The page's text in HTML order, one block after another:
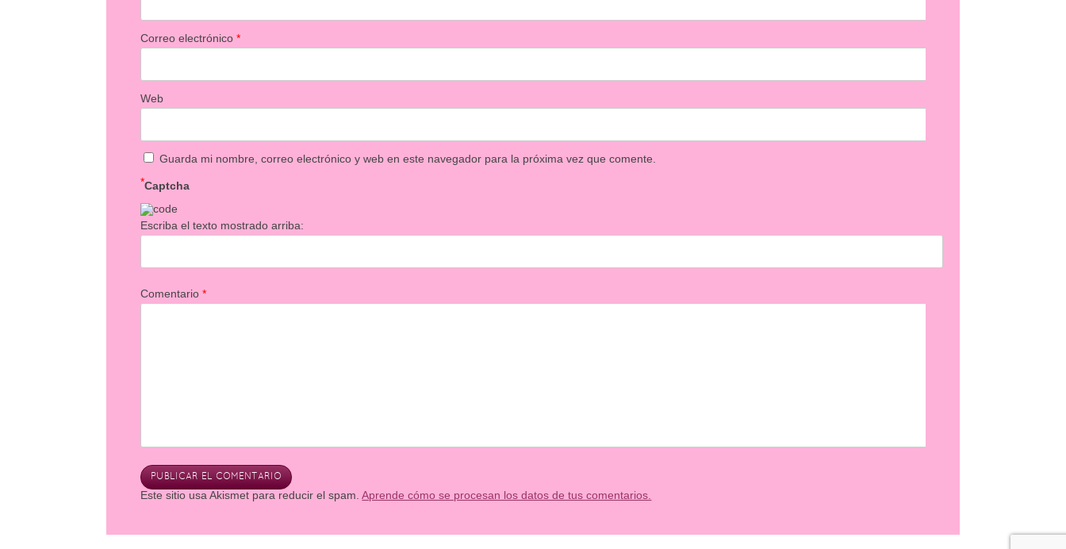
Correo electrónico*
Web
Guarda mi nombre, correo electrónico y web en este navegador para la próxima vez que comente.
Captcha
*
Escriba el texto mostrado arriba:
Comentario*
Este sitio usa Akismet para reducir el spam.Aprende cómo se procesan los datos de tus comentarios.